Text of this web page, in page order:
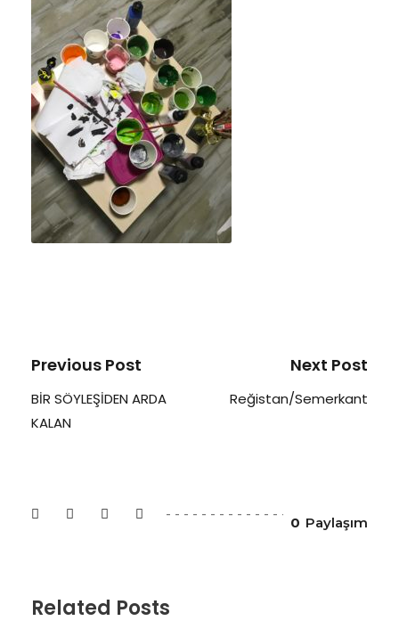
Previous Post
BİR SÖYLEŞİDEN ARDA
KALAN
Next Post
Reğistan/Semerkant
0 Paylaşım
Related Posts